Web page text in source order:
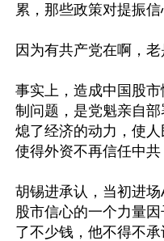
累，那些政策对提振信
因为有共产党在啊，老
事实上，造成中国股
制问题，是党魁亲自
熄了经济的动力，使
使得外资不再信任中共
胡锡进承认，当初进
股市信心的一个力量
了不少钱，他不得不承